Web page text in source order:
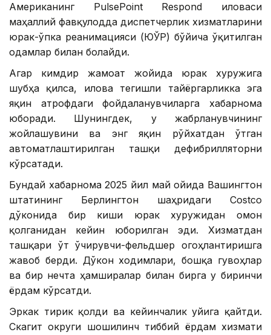
Американинг PulsePoint Respond иловаси
маҳаллий фавқулодда диспетчерлик хизматларини
юрак-ўпка реанимацияси (ЮЎР) бўйича ўқитилган
одамлар билан боғлайди.
Агар кимдир жамоат жойида юрак хуружига
шубҳа қилса, илова тегишли тайёргарликка эга
яқин атрофдаги фойдаланувчиларга хабарнома
юборади. Шунингдек, у жабрланувчининг
жойлашувини ва энг яқин рўйхатдан ўтган
автоматлаштирилган ташқи дефибрилляторни
кўрсатади.
Бундай хабарнома 2025 йил май ойида Вашингтон
штатининг Берлингтон шаҳридаги Costco
дўконида бир киши юрак хуружидан омон
қолганидан кейин юборилган эди. Хизматдан
ташқари ўт ўчирувчи-фельдшер огоҳлантиришга
жавоб берди. Дўкон ходимлари, бошқа гувоҳлар
ва бир нечта ҳамширалар билан бирга у биринчи
ёрдам кўрсатди.
Эркак тирик қолди ва кейинчалик уйига қайтди.
Скагит округи шошилинч тиббий ёрдам хизмати